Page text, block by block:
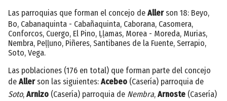
Las parroquias que forman el concejo de Allerson 18: Beyo,
Bo, Cabanaquinta - Cabañaquinta, Caborana, Casomera,
Conforcos, Cuergo, El Pino, Ḷḷamas, Morea - Moreda, Murias,
Nembra, Peḷḷuno, Piñeres, Santibanes de la Fuente, Serrapio,
Soto, Vega.
Las poblaciones (176 en total) que forman parte del concejo
de Allerson las siguientes: Acebeo (Casería) parroquia de
Soto, Arnizo (Casería) parroquia de Nembra, Arnoste (Casería)